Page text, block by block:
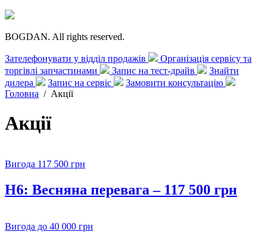
BOGDAN. All rights reserved.
Зателефонувати у відділ продажів
Організація сервісу та
торгівлі запчастинами
Запис на тест-драйв
Знайти
дилера
Запис на сервіс
Замовити консультацію
Головна / Акції
Акції
Вигода 117 500 грн
H6: Весняна перевага – 117 500 грн
Вигода до 40 000 грн